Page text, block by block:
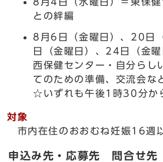
との絆編
8月6日（金曜日）、20日
日（金曜日）、24日（金
西保健センター・自分らし
てのための準備、交流会な
☆いずれも午後1時30分か
対象
市内在住のおおむね妊娠16週
申込み先・応募先 問合せ先